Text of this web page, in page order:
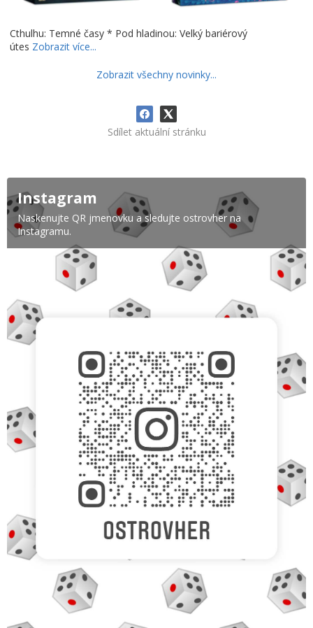
Cthulhu: Temné časy * Pod hladinou: Velký bariérový
útes Zobrazit více...
Zobrazit všechny novinky...
Sdílet aktuální stránku
Instagram
Naskenujte QR jmenovku a sledujte ostrovher na
Instagramu.